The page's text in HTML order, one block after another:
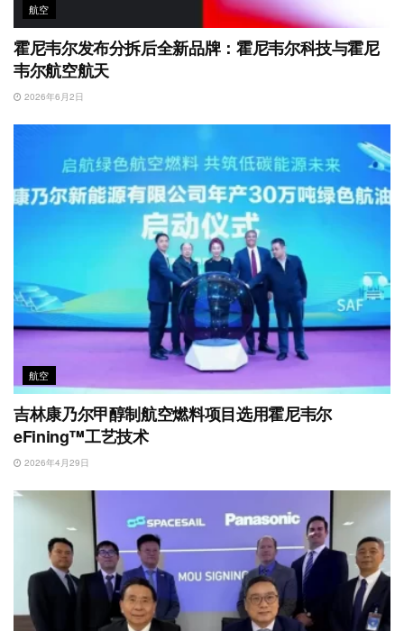
航空
霍尼韦尔发布分拆后全新品牌：霍尼韦尔科技与霍尼
韦尔航空航天
2026年6月2日
航空
吉林康乃尔甲醇制航空燃料项目选用霍尼韦尔
eFining™工艺技术
2026年4月29日